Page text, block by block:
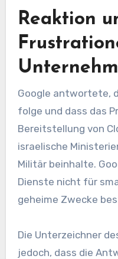
Reaktion
Google antwortete,
folge und dass das
Bereitstellung von
israelische
Militär beinhalte.
Dienste nicht für
geheime Zwecke
Die Unterzeichner
jedoch, dass die